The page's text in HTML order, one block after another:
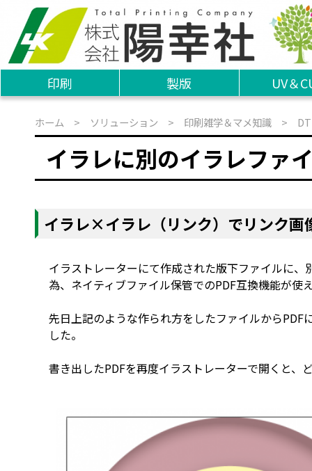
印刷 製版 UV＆
ホーム > ソリューション > 印刷雑学＆マメ知識 >
イラレに別のイラレファ
イラレ×イラレ（リンク）でリンク画
イラストレーターにて作成された版下ファイルに
為、ネイティブファイル保管でのPDF互換機能が
先日上記のような作られ方をしたファイルから
した。
書き出したPDFを再度イラストレーターで開くと、